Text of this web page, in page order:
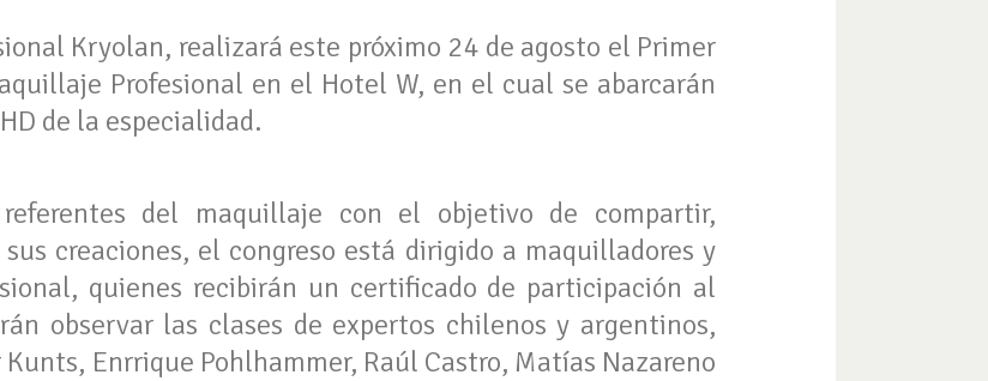
Kryolan, realizará este próximo 24 de agosto el Primer
Profesional en el Hotel W, en el cual se abarcarán
de la especialidad.
del maquillaje con el objetivo de compartir,
creaciones, el congreso está dirigido a maquilladores y
quienes recibirán un certificado de participación al
observar las clases de expertos chilenos y argentinos,
Enrrique Pohlhammer, Raúl Castro, Matías Nazareno